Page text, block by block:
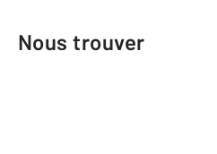
Nous trouver